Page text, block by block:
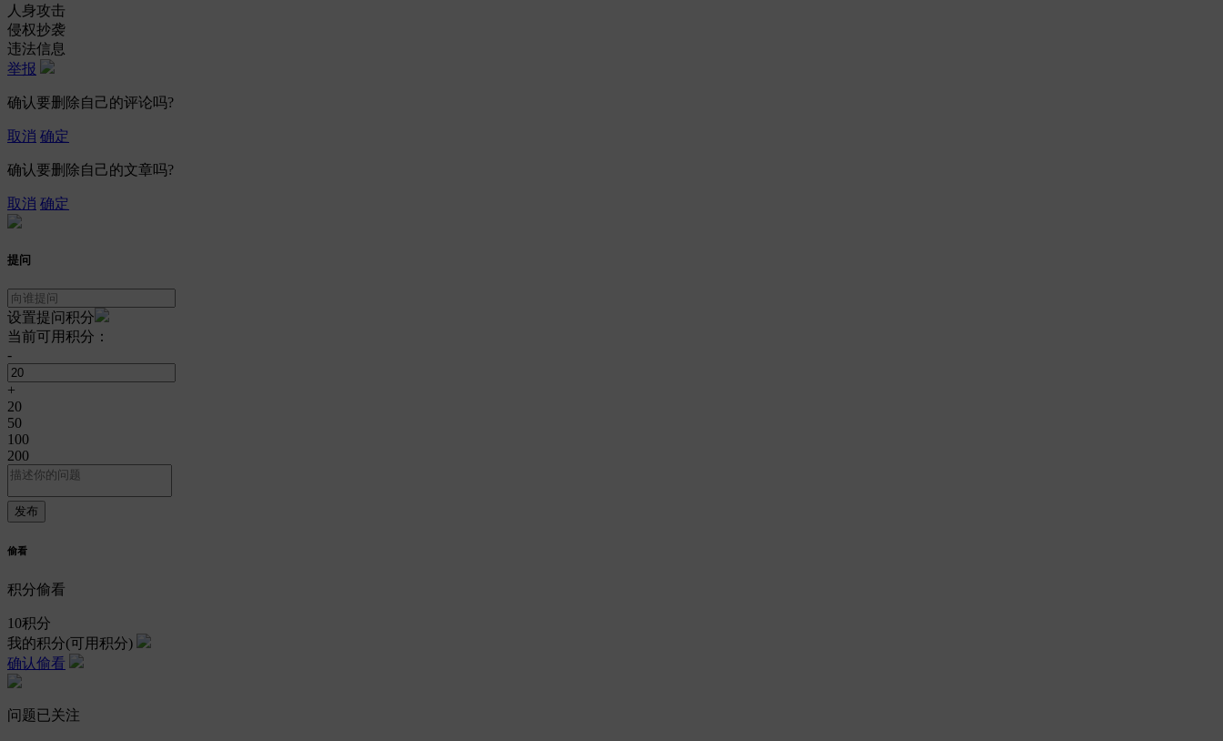
人身攻击
侵权抄袭
违法信息
举报
确认要删除自己的评论吗?
取消 确定
确认要删除自己的文章吗?
取消 确定
提问
设置提问积分
当前可用积分：
-
+
20
50
100
200
偷看
积分偷看
10积分
我的积分(可用积分)
确认偷看
问题已关注